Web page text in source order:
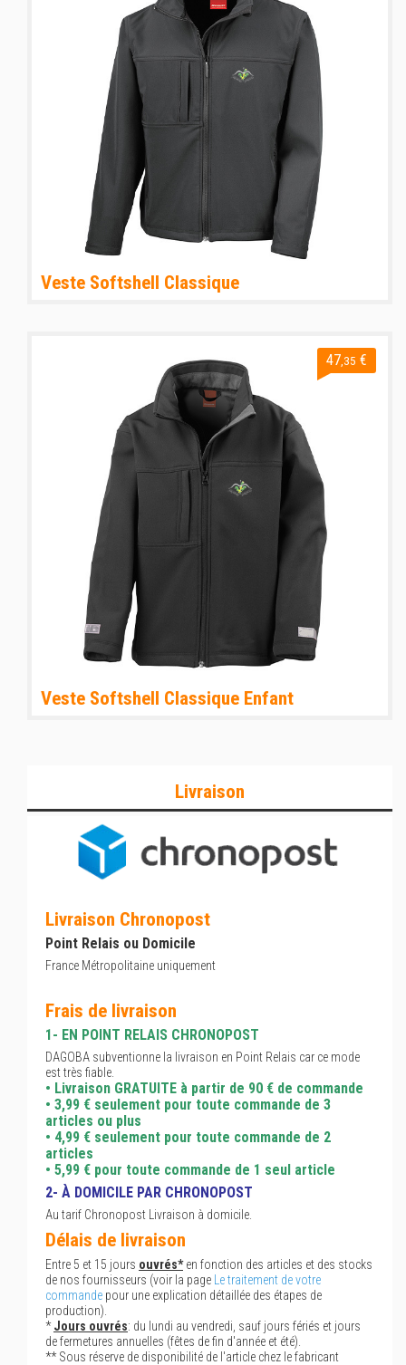
Veste Softshell Classique
47 ,35 €
Veste Softshell Classique Enfant
Livraison
Livraison Chronopost
Point Relais ou Domicile
France Métropolitaine uniquement
Frais de livraison
1- EN POINT RELAIS CHRONOPOST
DAGOBA subventionne la livraison en Point Relais car ce mode
est très fiable.
• Livraison GRATUITE à partir de 90 € de commande
• 3,99 € seulement pour toute commande de 3
articles ou plus
• 4,99 € seulement pour toute commande de 2
articles
• 5,99 € pour toute commande de 1 seul article
2- À DOMICILE PAR CHRONOPOST
Au tarif Chronopost Livraison à domicile.
Délais de livraison
Entre 5 et 15 jours ouvrés*en fonction des articles et des stocks
de nos fournisseurs (voir la page
Le traitement de votre
commande pour une explication détaillée des étapes de
production).
*Jours ouvrés: du lundi au vendredi, sauf jours fériés et jours
de fermetures annuelles (fêtes de fin d'année et été).
** Sous réserve de disponibilité de l'article chez le fabricant